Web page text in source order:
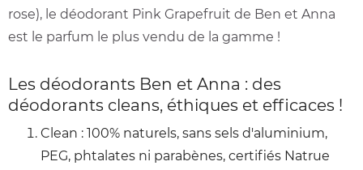
rose), le déodorant Pink Grapefruit de Ben et Anna
est le parfum le plus vendu de la gamme !
Les déodorants Ben et Anna : des
déodorants cleans, éthiques et efficaces !
Clean : 100% naturels, sans sels d'aluminium,
PEG, phtalates ni parabènes, certifiés Natrue